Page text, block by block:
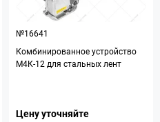
№16641
Комбинированное устройство
М4К-12 для стальных лент
Цену уточняйте